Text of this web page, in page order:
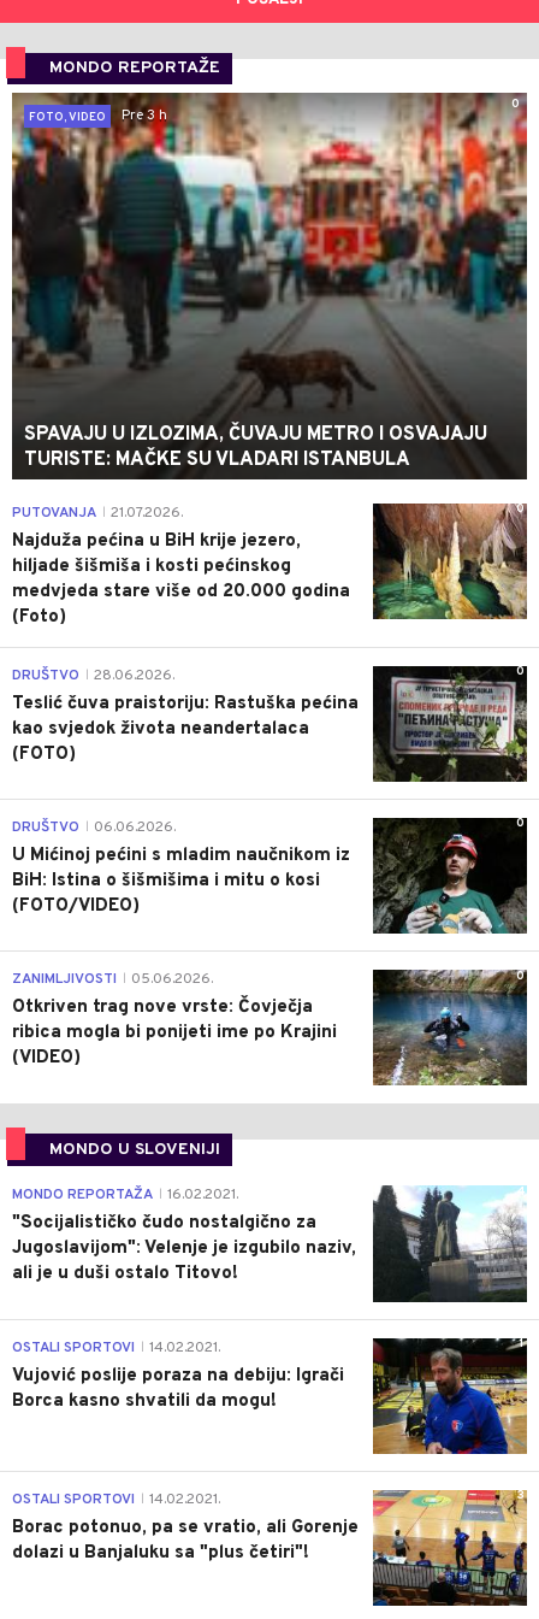
MONDO REPORTAŽE
0
FOTO, VIDEO
Pre 3 h
SPAVAJU U IZLOZIMA, ČUVAJU METRO I OSVAJAJU
TURISTE: MAČKE SU VLADARI ISTANBULA
0
PUTOVANJA 21.07.2026.
Najduža pećina u BiH krije jezero,
hiljade šišmiša i kosti pećinskog
medvjeda stare više od 20.000 godina
(Foto)
0
DRUŠTVO 28.06.2026.
Teslić čuva praistoriju: Rastuška pećina
kao svjedok života neandertalaca
(FOTO)
0
DRUŠTVO 06.06.2026.
U Mićinoj pećini s mladim naučnikom iz
BiH: Istina o šišmišima i mitu o kosi
(FOTO/VIDEO)
0
ZANIMLJIVOSTI 05.06.2026.
Otkriven trag nove vrste: Čovječja
ribica mogla bi ponijeti ime po Krajini
(VIDEO)
MONDO U SLOVENIJI
4
MONDO REPORTAŽA 16.02.2021.
"Socijalističko čudo nostalgično za
Jugoslavijom": Velenje je izgubilo naziv,
ali je u duši ostalo Titovo!
1
OSTALI SPORTOVI 14.02.2021.
Vujović poslije poraza na debiju: Igrači
Borca kasno shvatili da mogu!
3
OSTALI SPORTOVI 14.02.2021.
Borac potonuo, pa se vratio, ali Gorenje
dolazi u Banjaluku sa "plus četiri"!